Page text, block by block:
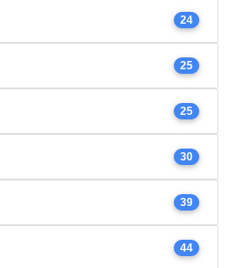
24
25
25
30
39
44